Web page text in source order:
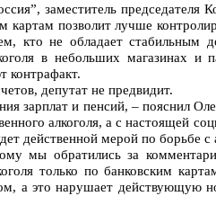
заместитель председателя
позволит лучше
кто не обладает стабильным
в небольших магазинах и
контрафакт.
депутат не предвидит.
зарплат и пенсий, – пояснил
алкоголя, а с настоящей
действенной мерой по борьбе с
мы обратились за
только по банковским
а это нарушает действующую